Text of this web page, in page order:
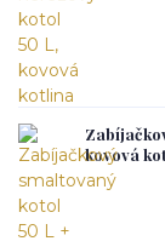
kovová